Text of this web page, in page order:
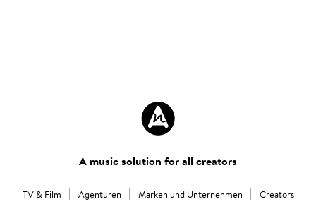
A music solution for all creators
TV & Film Agenturen Marken und Unternehmen Creators